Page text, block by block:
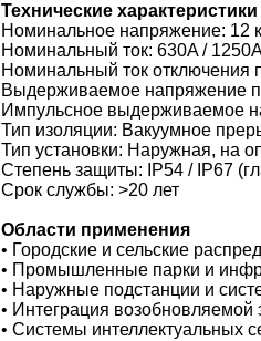
Технические характеристики
Номинальное напряжение: 12
Номинальный ток: 630A /
Номинальный ток отключения
Выдерживаемое напряжение
Импульсное выдерживаемое
Тип изоляции: Вакуумное
Тип установки: Наружная, на
Степень защиты: IP54 / IP67
Срок службы: >20 лет
Области применения
• Городские и сельские
• Промышленные парки и
• Наружные подстанции и
• Интеграция возобновляемой
• Системы интеллектуальных